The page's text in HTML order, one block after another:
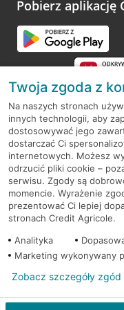
Pobierz aplikację
RODO
Regulamin serwisu
Mapa serwisu
PolitykaCookies
© 2026 Credit Agricole
Twoja zgoda z
Na naszych stronach
innych technologii, aby
dostosowywać jego
dostarczać Ci
internetowych. Możesz
odrzucić pliki cookie –
serwisu. Zgody są
momencie. Wyrażenie
prezentować Ci lepiej
stronach Credit Agricole.
Analityka
Marketing wykonywany
Zobacz szczegóły zgód